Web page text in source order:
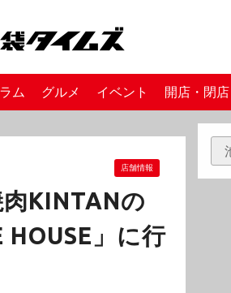
ム グルメ イベント 開店・閉店
店舗情報
KINTANの
」に行